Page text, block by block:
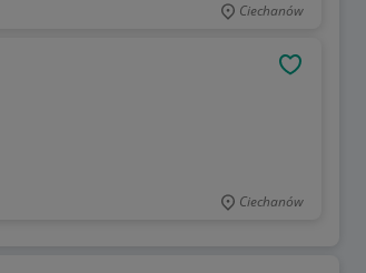
Ciechanów
Ciechanów